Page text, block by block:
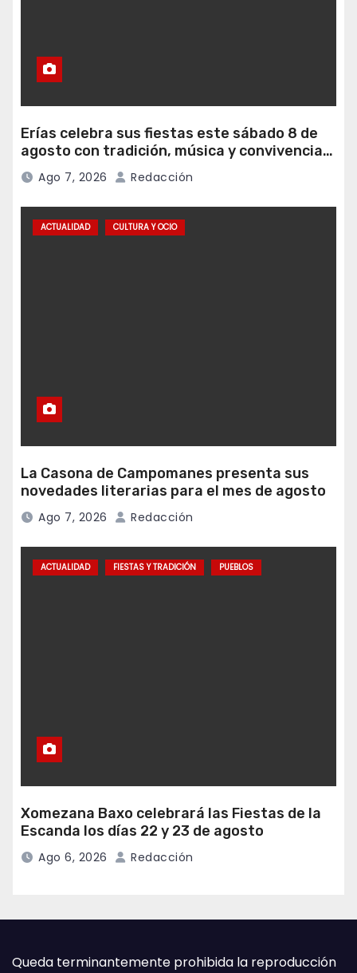
Erías celebra sus fiestas este sábado 8 de
agosto con tradición, música y convivencia
vecinal
Ago 7, 2026 Redacción
ACTUALIDAD CULTURA Y OCIO
La Casona de Campomanes presenta sus
novedades literarias para el mes de agosto
Ago 7, 2026 Redacción
ACTUALIDAD FIESTAS Y TRADICIÓN PUEBLOS
Xomezana Baxo celebrará las Fiestas de la
Escanda los días 22 y 23 de agosto
Ago 6, 2026 Redacción
Queda terminantemente prohibida la reproducción